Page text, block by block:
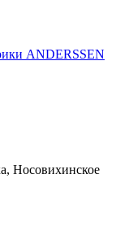
ANDERSSEN
Носовихинское